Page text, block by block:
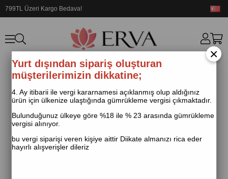
799TL Üzeri Kargo Bedava!
×
Yurt dışından sipariş oluşturan
müşterilerimizin dikkatine;
4. Ay itibarii ile vergi kararnamesi açıklanmış olup aldığınız
ürün için ülkenize ulaştığında gümrükleme vergisi çıkmaktadır.
Bulunduğunuz ülkeye göre %18 ile % 23 arasında gümrükleme
vergisi alınıyor.
bu vergi siparişi veren kişiye aittir Diikate almanızı rica eder
hayırlı alışverişler dileriz